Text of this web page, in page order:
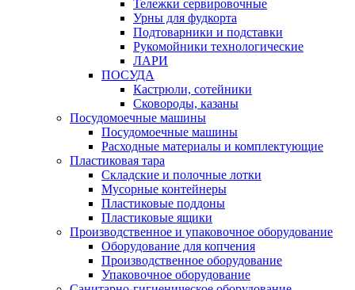
Тележки сервировочные
Урны для фудкорта
Подтоварники и подставки
Рукомойники технологические
ЛАРИ
ПОСУДА
Кастрюли, сотейники
Сковороды, казаны
Посудомоечные машины
Посудомоечные машины
Расходные материалы и комплектующие
Пластиковая тара
Складские и полочные лотки
Мусорные контейнеры
Пластиковые поддоны
Пластиковые ящики
Производственное и упаковочное оборудование
Оборудование для копчения
Производственное оборудование
Упаковочное оборудование